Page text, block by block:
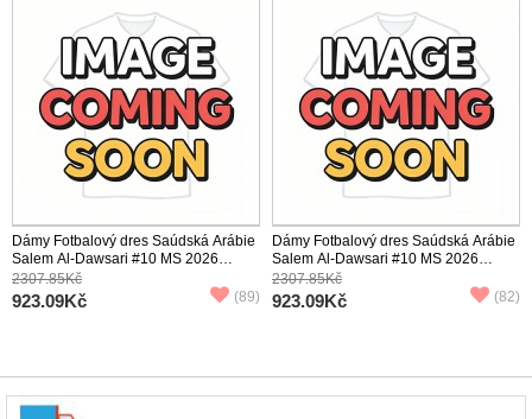
Dámy Fotbalový dres Saúdská Arábie
Salem Al-Dawsari #10 MS 2026
Domácí Krátký Rukáv
2307.85Kč
923.09Kč (89)
Dámy Fotbalový dres Saúdská Arábie
Salem Al-Dawsari #10 MS 2026
Venkovní Krátký Rukáv
2307.85Kč
923.09Kč (82)